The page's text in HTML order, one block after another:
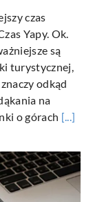
czas
Yapy. Ok.
są
turystycznej,
odkąd
na
o górach [...]